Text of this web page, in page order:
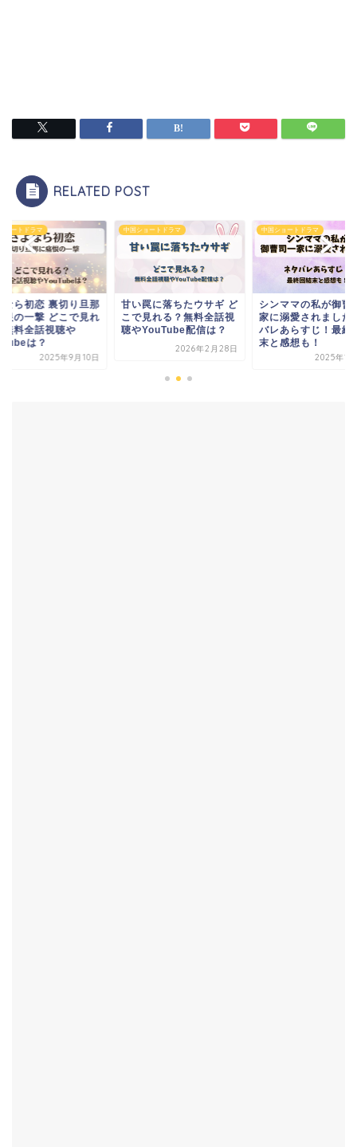
RELATED POST
ョートドラマ
罠に落ちたウサギ ど
見れる？無料全話視
YouTube配信は？
2026年2月28日
中国ショートドラマ
シンママの私が御曹司一
家に溺愛されました ネタ
バレあらすじ！最終回結
末と感想も！
中国ショートドラマ
さよなら初恋 裏切
に痛恨の一撃 どこで
る？無料全話視聴や
YouTubeは？
2025年9